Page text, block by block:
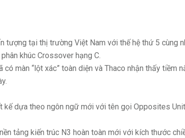
tượng tại thị trường Việt Nam với thế hệ thứ 5 cùng
khúc Crossover hạng C.
màn “lột xác” toàn diện và Thaco nhận thấy tiềm
dựa theo ngôn ngữ mới với tên gọi Opposites
tảng kiến trúc N3 hoàn toàn mới với kích thước